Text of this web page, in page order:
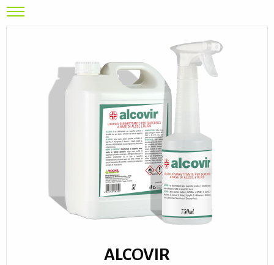
ALCOVIR